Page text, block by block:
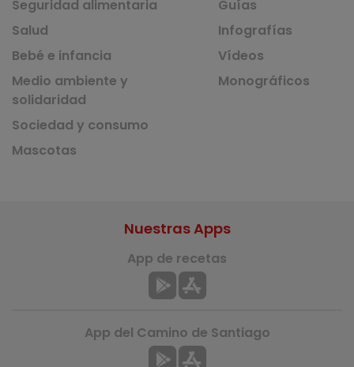
Seguridad alimentaria
Salud
Bebé e infancia
Medio ambiente y
solidaridad
Sociedad y consumo
Mascotas
Guías
Infografías
Vídeos
Monográficos
Nuestras Apps
App de recetas
App del Camino de Santiago